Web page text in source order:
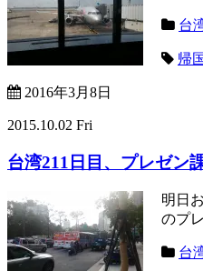
台
帰
2016年3月8日
2015.10.02 Fri
台湾211日目、プレゼン
明日
のプ
台